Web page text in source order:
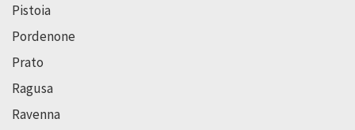
Pistoia
Pordenone
Prato
Ragusa
Ravenna